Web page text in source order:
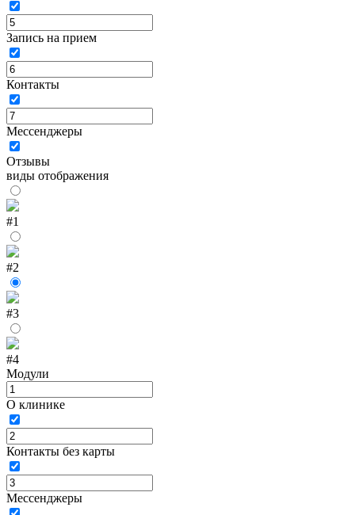
Запись на прием
Контакты
Мессенджеры
Отзывы
виды отображения
#1
#2
#3
#4
Модули
О клинике
Контакты без карты
Мессенджеры